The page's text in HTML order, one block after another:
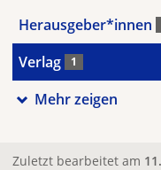
Herausgeber*innen
Verlag 1
Mehr zeigen
Zuletzt bearbeitet am